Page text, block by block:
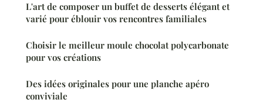
L'art de composer un buffet de desserts élégant et
varié pour éblouir vos rencontres familiales
Choisir le meilleur moule chocolat polycarbonate
pour vos créations
Des idées originales pour une planche apéro
conviviale